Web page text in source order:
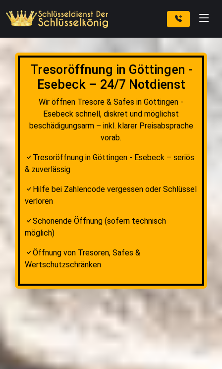
Tresoröffnung in Göttingen -
Esebeck – 24/7 Notdienst
Wir öffnen Tresore & Safes in Göttingen -
Esebeck schnell, diskret und möglichst
beschädigungsarm – inkl. klarer Preisabsprache
vorab.
Tresoröffnung in Göttingen - Esebeck – seriös
& zuverlässig
Hilfe bei Zahlencode vergessen oder Schlüssel
verloren
Schonende Öffnung (sofern technisch
möglich)
Öffnung von Tresoren, Safes &
Wertschutzschränken